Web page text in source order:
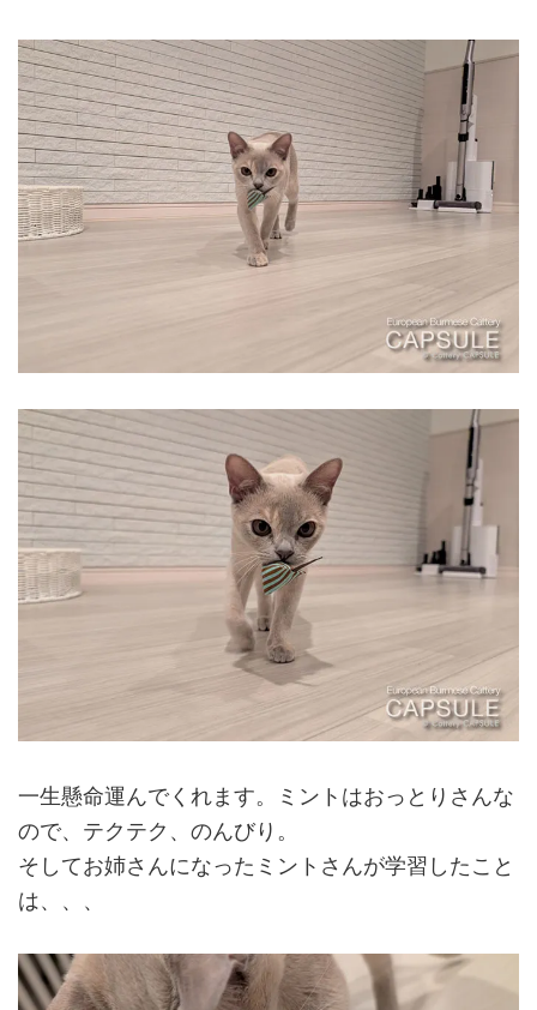
一生懸命運んでくれます。ミントはおっとりさんな
ので、テクテク、のんびり。
そしてお姉さんになったミントさんが学習したこと
は、、、